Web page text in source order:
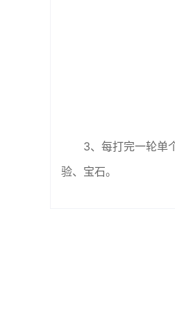
3、每打完一轮单
验、宝石。